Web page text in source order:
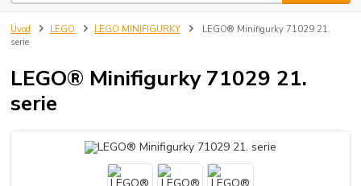
Úvod LEGO LEGO MINIFIGURKY
LEGO® Minifigurky 71029 21.
serie
LEGO® Minifigurky 71029 21.
serie